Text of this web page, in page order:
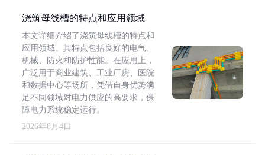
浇筑母线槽的特点和应用领域
本文详细介绍了浇筑母线槽的特点和
应用领域。其特点包括良好的电气、
机械、防火和防护性能。在应用上，
广泛用于商业建筑、工业厂房、医院
和数据中心等场所，凭借自身优势满
足不同领域对电力供应的高要求，保
障电力系统稳定运行。
2026年8月4日